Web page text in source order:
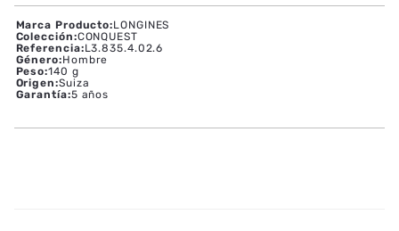
Marca Producto:LONGINES
Colección:CONQUEST
Referencia:L3.835.4.02.6
Género:Hombre
Peso:140 g
Origen:Suiza
Garantía:5 años